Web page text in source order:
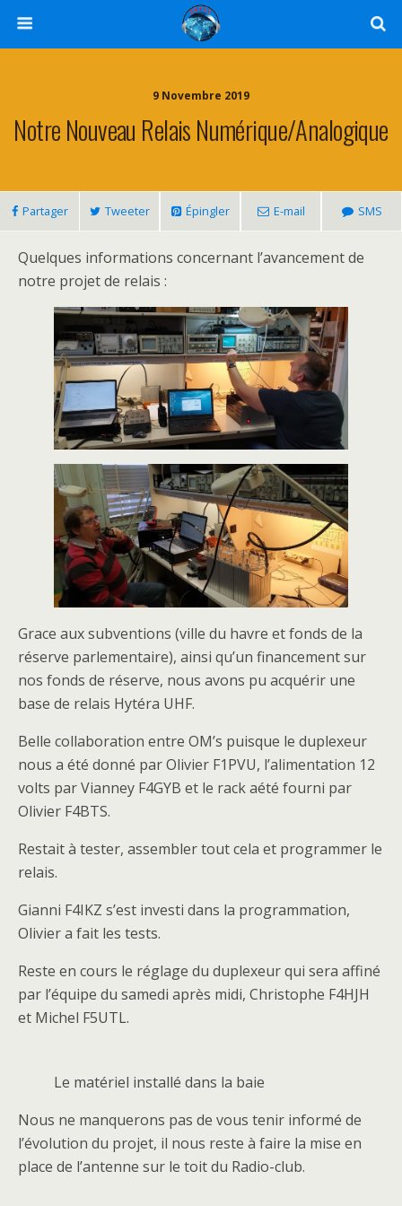
9 Novembre 2019
Notre Nouveau Relais Numérique/analogique
Partager Tweeter Épingler E-mail SMS
Quelques informations concernant l’avancement de
notre projet de relais :
Grace aux subventions (ville du havre et fonds de la
réserve parlementaire), ainsi qu’un financement sur
nos fonds de réserve, nous avons pu acquérir une
base de relais Hytéra UHF.
Belle collaboration entre OM’s puisque le duplexeur
nous a été donné par Olivier F1PVU, l’alimentation 12
volts par Vianney F4GYB et le rack aété fourni par
Olivier F4BTS.
Restait à tester, assembler tout cela et programmer le
relais.
Gianni F4IKZ s’est investi dans la programmation,
Olivier a fait les tests.
Reste en cours le réglage du duplexeur qui sera affiné
par l’équipe du samedi après midi, Christophe F4HJH
et Michel F5UTL.
Le matériel installé dans la baie
Nous ne manquerons pas de vous tenir informé de
l’évolution du projet, il nous reste à faire la mise en
place de l’antenne sur le toit du Radio-club.